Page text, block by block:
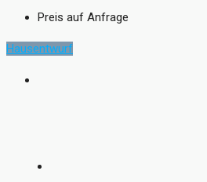
Preis auf Anfrage
Hausentwurf